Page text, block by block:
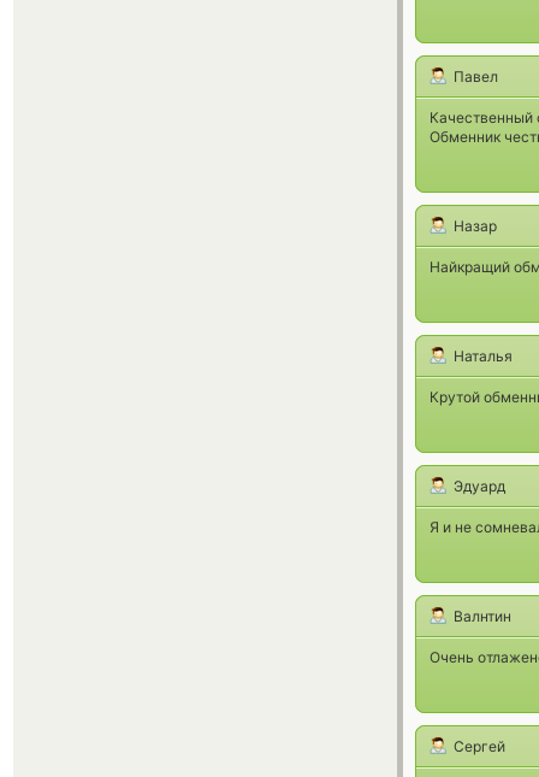
Павел
Качественный
Обменник
Назар
Найкращий
Наталья
Крутой
Эдуард
Я и не
Валнтин
Очень
Сергей